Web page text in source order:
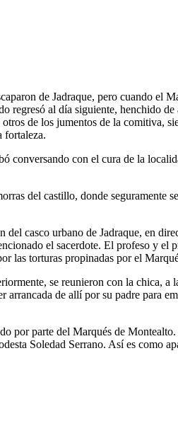
de Jadraque, pero cuando el
al día siguiente, henchido
de los jumentos de la comitiva,
fortaleza.
conversando con el cura de la
del castillo, donde seguramente
casco urbano de Jadraque, en
el sacerdote. El profeso y el
las torturas propinadas por el
se reunieron con la chica, a
de allí por su padre para
por parte del Marqués de
Soledad Serrano. Así es como